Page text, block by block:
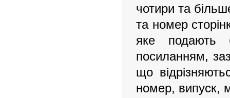
чотири та
та номер
яке подають
посиланням,
що
номер, випуск,